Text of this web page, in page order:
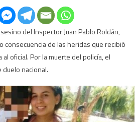
del Inspector Juan Pablo Roldán,
consecuencia de las heridas que recibió
oficial. Por la muerte del policía, el
nacional.